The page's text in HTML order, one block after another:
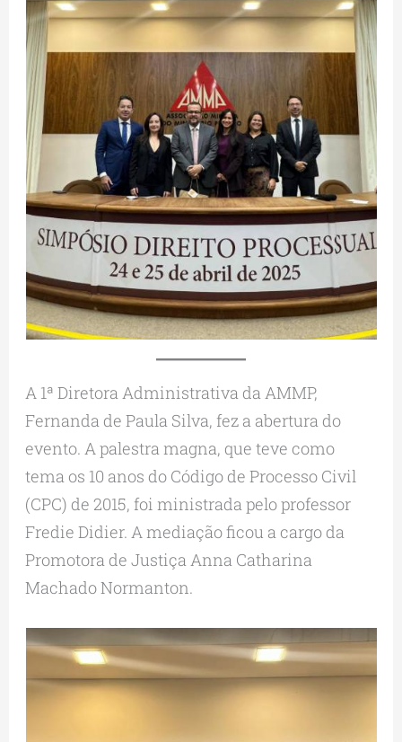
A 1ª Diretora Administrativa da AMMP,
Fernanda de Paula Silva, fez a abertura do
evento. A palestra magna, que teve como
tema os 10 anos do Código de Processo Civil
(CPC) de 2015, foi ministrada pelo professor
Fredie Didier. A mediação ficou a cargo da
Promotora de Justiça Anna Catharina
Machado Normanton.